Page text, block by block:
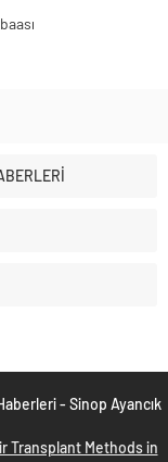
- Sinop Ayancık
Transplant Methods in